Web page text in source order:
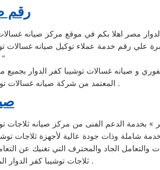
رقم
مصر اهلا بكم في موقع مركز صيانه
علي رقم خدمة عملاء توكيل صيانه غسالات
واجهزة غسالات
و صيانه غسالات توشيبا كفر الدوار
المعتمد من شركة صيانه غسالات توشيبا كفر الدوار في مصر مباشرة بالقاهره والجيزه والاسكندريه وباقي المحافظات .
» بخدمة الدعم الفنى من مركز صيانه
شاملة وذات جودة عالية لأجهزة ثلاجات
والتعامل الجاد والمحترف التي تغنيك عن
ثلاجات توشيبا كفر الدوار المختصرة الغير معتمدة من شركة صيانه ثلاجات توشيبا كفر الدوار في مصر .